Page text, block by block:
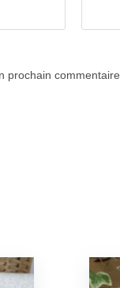
prochain commentaire.